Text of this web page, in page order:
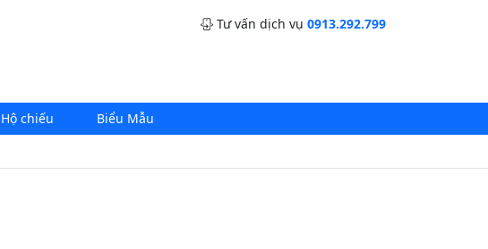
Tư vấn dịch vụ 0913.292.799
Hộ chiếu
Biểu Mẫu